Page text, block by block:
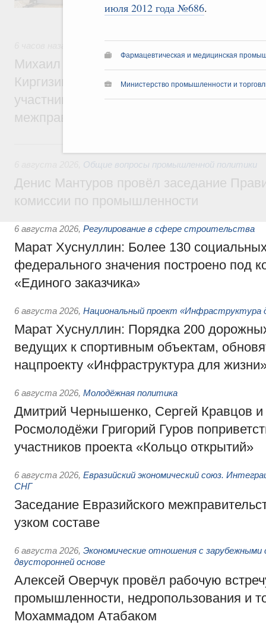
июля 2012 года №686.
Фармацевтическая и медицинская
Министерство промышленности и
железнодорожных перевозок,
рынка.
Михаил Мишустин принял участие во
Киргизии Садыра Жапарова с главами
участников заседания Евразийского
межправительственного совета
Общие вопросы промышленной политики
Денис Мантуров провёл заседание
комиссии по промышленности
6 августа 2026, Регулирование в сфере строительства
Марат Хуснуллин: Более 130
федерального значения построено под
«Единого заказчика»
6 августа 2026, Национальный проект «Инфраструктура
Марат Хуснуллин: Порядка 200
ведущих к спортивным объектам,
нацпроекту «Инфраструктура для
6 августа 2026, Молодёжная политика
Дмитрий Чернышенко, Сергей Кравцов и
Росмолодёжи Григорий Гуров
участников проекта «Кольцо открытий»
6 августа 2026, Евразийский экономический союз.
СНГ
Заседание Евразийского
узком составе
6 августа 2026, Экономические отношения с
двусторонней основе
Алексей Оверчук провёл рабочую
промышленности, недропользования и
Мохаммадом Атабаком